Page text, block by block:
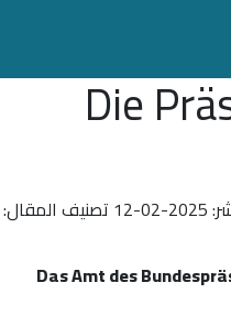
Die
12
تصنيف المقال:
Das Amt des